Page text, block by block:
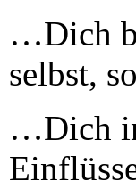
…Dich
selbst,
…Dich